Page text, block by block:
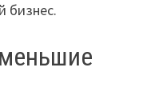
бизнес.